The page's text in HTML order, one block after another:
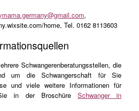
,
home, Tel. 0162 8113603
Schwangerenberatungsstellen, die
um die Schwangerschaft für Sie
und viele weitere Informationen für
in der Broschüre Schwanger in